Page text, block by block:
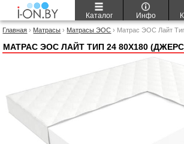
Каталог Инфо
Главная › Матрасы › Матрасы ЭОС › Матрас ЭОС Лайт
МАТРАС ЭОС ЛАЙТ ТИП 24 80X180